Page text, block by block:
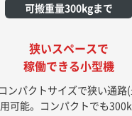
可搬重量300kgまで
狭いスペースで
稼働できる小型機
ンパクトサイズで狭い通路
可能。コンパクトでも